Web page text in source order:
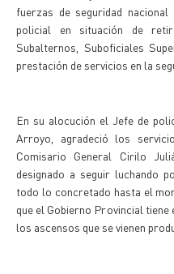
fuerzas de seguridad
policial en situación de
Subalternos, Suboficiales
prestación de servicios en la
En su alocución el Jefe de
Arroyo, agradeció los
Comisario General Cirilo
designado a seguir luchando
todo lo concretado hasta el
que el Gobierno Provincial
los ascensos que se vienen